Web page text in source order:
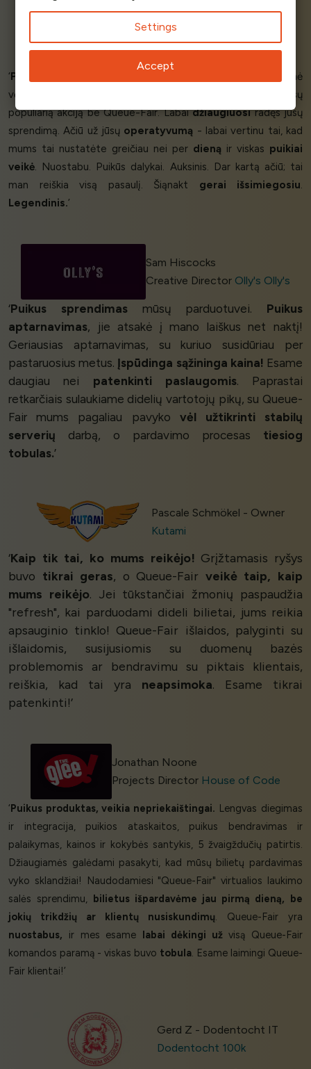
Davide S - Account Manager
MTicket
‘ Puikus.
Turėjau bemiegę naktį, nerimaudamas, kad svetainė
vėl
po to, kai paskutinį kartą bandėme paleisti mūsų
populiarią akciją be Queue-Fair. Labaidžiaugiuosiradęs jūsų
sprendimą. Ačiū už jūsų operatyvumą - labai vertinu tai, kad
mums tai nustatėte greičiau nei per dieną ir viskas puikiai
veikė. Nuostabu. Puikūs dalykai. Auksinis. Dar kartą ačiū; tai
man reiškia visą pasaulį. Šiąnakt gerai išsimiegosiu.
Legendinis.’
Sam Hiscocks
Creative Director Olly's Olly's
‘Puikus sprendimasmūsų parduotuvei. Puikus
aptarnavimas, jie atsakė į mano laiškus net naktį!
Geriausias aptarnavimas, su kuriuo susidūriau per
pastaruosius metus. Įspūdinga sąžininga kaina! Esame
daugiau nei patenkinti paslaugomis. Paprastai
retkarčiais sulaukiame didelių vartotojų pikų, su Queue-
Fair mums pagaliau pavyko vėl užtikrinti stabilų
serverių darbą, o pardavimo procesas tiesiog
tobulas.’
Pascale Schmökel - Owner
Kutami
‘Kaip tik tai, ko mums reikėjo! Grįžtamasis ryšys
buvo tikrai geras, o Queue-Fair veikė taip, kaip
mums reikėjo. Jei tūkstančiai žmonių paspaudžia
"refresh", kai parduodami dideli bilietai, jums reikia
apsauginio tinklo! Queue-Fair išlaidos, palyginti su
išlaidomis, susijusiomis su duomenų bazės
problemomis ar bendravimu su piktais klientais,
reiškia, kad tai yra neapsimoka. Esame tikrai
patenkinti!’
Jonathan Noone
Projects Director House of Code
‘Puikus produktas, veikia nepriekaištingai. Lengvas diegimas
ir integracija, puikios ataskaitos, puikus bendravimas ir
palaikymas, kainos ir kokybės santykis, 5 žvaigždučių patirtis.
Džiaugiamės galėdami pasakyti, kad mūsų bilietų pardavimas
vyko sklandžiai! Naudodamiesi "Queue-Fair" virtualios laukimo
salės sprendimu, bilietus išpardavėme jau pirmą dieną, be
jokių trikdžių ar klientų nusiskundimų. Queue-Fair yra
nuostabus, ir mes esame labai dėkingi užvisą Queue-Fair
komandos paramą - viskas buvo tobula. Esame laimingi Queue-
Fair klientai!’
Gerd Z - Dodentocht IT
Dodentocht 100k
Settings
Accept